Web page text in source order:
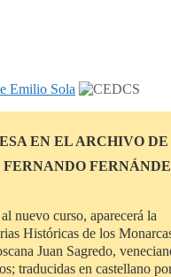
EN EL ARCHIVO DE
nuevo curso, aparecerá la
Históricas de los
Juan Sagredo,
traducidas en castellano